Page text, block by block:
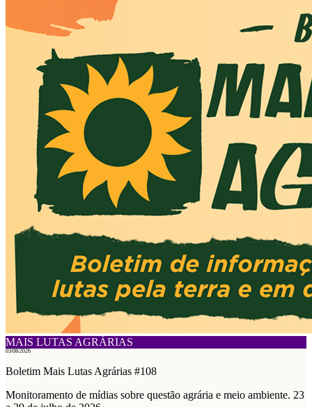
MAIS LUTAS AGRÁRIAS
03/08/2026
Boletim Mais Lutas Agrárias #108
Monitoramento de mídias sobre questão agrária e meio ambiente. 23